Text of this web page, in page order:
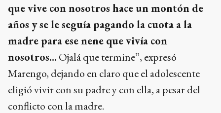
que vive con nosotros hace un montón de
años y se le seguía pagando la cuota a la
madre para ese nene que vivía con
nosotros... Ojalá que termine”, expresó
Marengo, dejando en claro que el adolescente
eligió vivir con su padre y con ella, a pesar del
conflicto con la madre.